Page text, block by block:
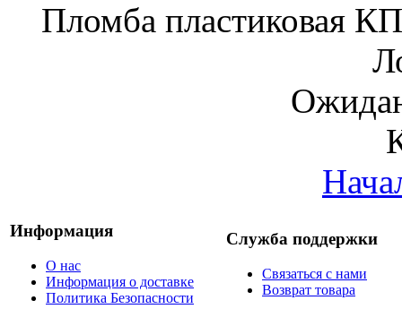
Пломба пластиковая
Информация
О нас
Информация о доставке
Политика Безопасности
Служба поддержки
Связаться с нами
Возврат товара